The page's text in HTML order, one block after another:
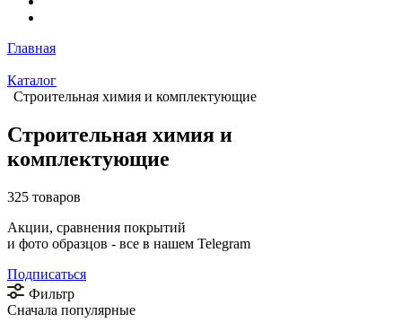
Главная
Каталог
Строительная химия и комплектующие
Строительная химия и
комплектующие
325 товаров
Акции, сравнения покрытий
и фото образцов - все в нашем Telegram
Подписаться
Фильтр
Сначала популярные